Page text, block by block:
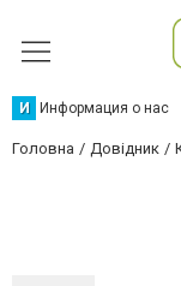
И Информация о нас
Головна Довідник